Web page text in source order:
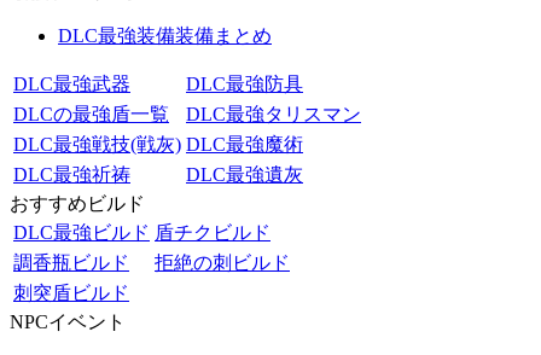
DLC最強装備装備まとめ
DLC最強武器
DLC最強防具
DLCの最強盾一覧
DLC最強タリスマン
DLC最強戦技(戦灰) DLC最強魔術
DLC最強祈祷
DLC最強遺灰
おすすめビルド
DLC最強ビルド 盾チクビルド
調香瓶ビルド
拒絶の刺ビルド
刺突盾ビルド
NPCイベント